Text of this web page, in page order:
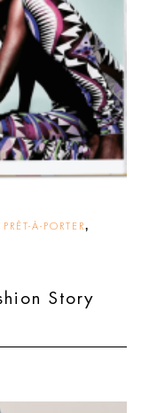
À-PORTER,
Story